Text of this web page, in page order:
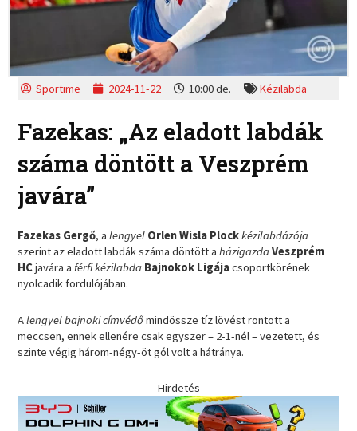
Sportime 2024-11-22 10:00 de. Kézilabda
Fazekas: „Az eladott labdák
száma döntött a Veszprém
javára”
Fazekas Gergő, alengyel Orlen Wisla Plockkézilabdázója
szerint az eladott labdák száma döntött aházigazdaVeszprém
HCjavára aférfi kézilabda Bajnokok Ligájacsoportkörének
nyolcadik fordulójában.
Alengyel bajnoki címvédőmindössze tíz lövést rontott a
meccsen, ennek ellenére csak egyszer – 2-1-nél – vezetett, és
szinte végig három-négy-öt gól volt a hátránya.
Hirdetés